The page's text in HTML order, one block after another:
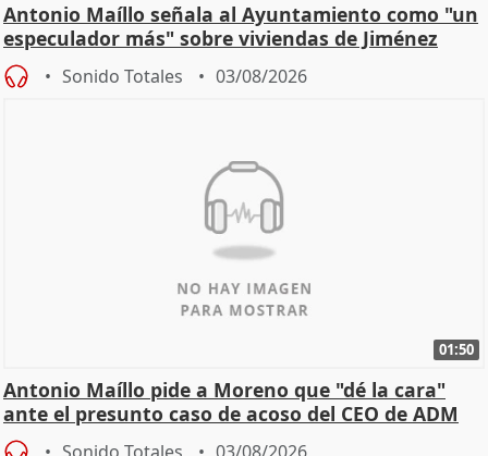
Antonio Maíllo señala al Ayuntamiento como "un
especulador más" sobre viviendas de Jiménez
Becerril
Sonido Totales 03/08/2026
01:50
Antonio Maíllo pide a Moreno que "dé la cara"
ante el presunto caso de acoso del CEO de ADM